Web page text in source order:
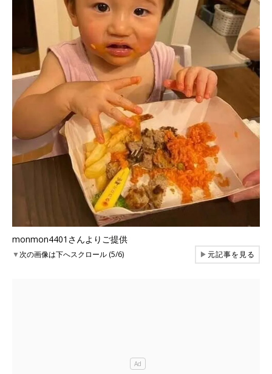
monmon4401さんよりご提供
▼次の画像は下へスクロール (5/6) ▶元記事を見る